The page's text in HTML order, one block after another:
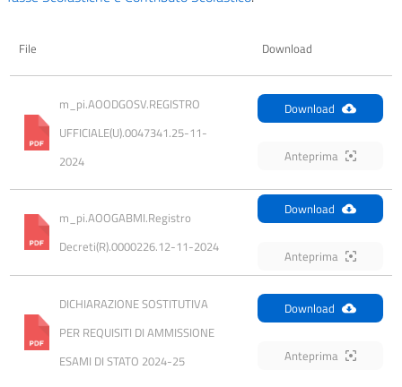
File Download
m_pi.AOODGOSV.REGISTRO
UFFICIALE(U).0047341.25-11-
2024
Download
Anteprima
m_pi.AOOGABMI.Registro
Decreti(R).0000226.12-11-2024
Download
Anteprima
DICHIARAZIONE SOSTITUTIVA
PER REQUISITI DI AMMISSIONE
ESAMI DI STATO 2024-25
Download
Anteprima